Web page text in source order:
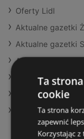
Oferty Lidl
Aktualne gazetki
Aktualne gazetki
Aktualne gazetki
Aktualne gazetki
Aktualne gazetki
Sklepy Stokrotka
Ta
cookie
Ta strona
zapewnić
Korzystając